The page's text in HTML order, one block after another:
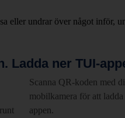
eller undrar över något inför,
Ladda ner TUI-
Scanna QR-koden med
mobilkamera för att ladda
appen.